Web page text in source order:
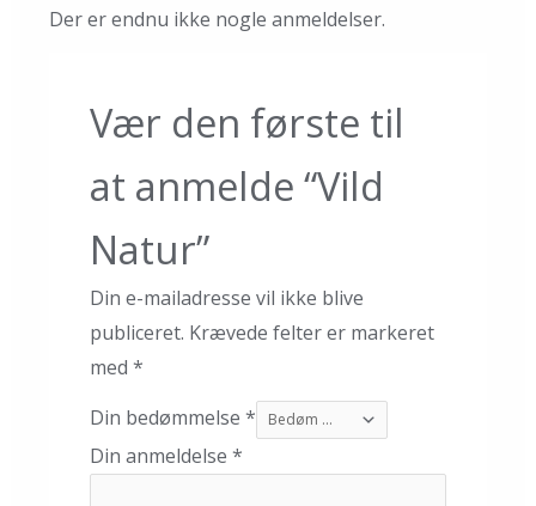
Der er endnu ikke nogle anmeldelser.
Vær den første til
at anmelde “Vild
Natur”
Din e-mailadresse vil ikke blive
publiceret. Krævede felter er markeret
med *
Din bedømmelse *
Din anmeldelse *